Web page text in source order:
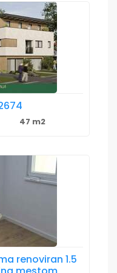
47 m2
renoviran 1.5